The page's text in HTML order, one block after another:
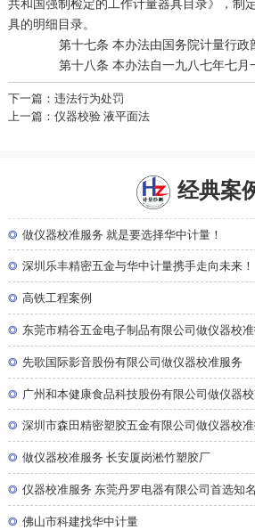
共和国强制检定的工作计量器具目录》，制
具的明细目录。
第十七条 本办法由国务院计量行政
第十八条 本办法自一九八七年七月
下一篇：违法行为处罚
上一篇：仪器校验 液平面法
经典案
◎ 做仪器校准服务 就是要选择华中计量！
◎ 深圳乐丰精密五金与华中计量携手走向未来！
◎ 高铁工程案例
◎ 东莞市精谷五金电子制品有限公司做仪器校
◎ 先歌国际影音股份有限公司做仪器校准服务
◎ 广州和本健康食品科技股份有限公司做仪器
◎ 深圳市森田精密塑胶五金有限公司做仪器校
◎ 做仪器校准服务 长安厦岗淞竹塑胶厂
◎ 仪器校准服务 东莞丹罗电器有限公司首选知
◎ 佛山市科建找华中计量